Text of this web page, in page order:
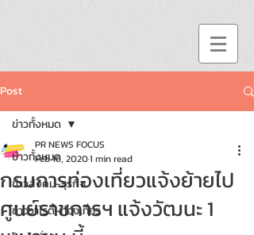
Post
ข่าวทั้งหมด
ข่าวสังคม-ธุรกิจ
ข่าววาไรตี้-ท่องเที่ยว
ข่าวทั้งหมด
กรมการท่องเที่ยวแจ้งย้ายไป
ศูนย์ราชการฯ แจ้งวัฒนะ 1
PR NEWS FOCUS
Feb 16, 20201 min read